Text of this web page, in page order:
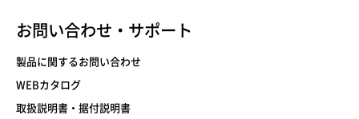
お問い合わせ・サポート
製品に関するお問い合わせ
WEBカタログ
取扱説明書・据付説明書